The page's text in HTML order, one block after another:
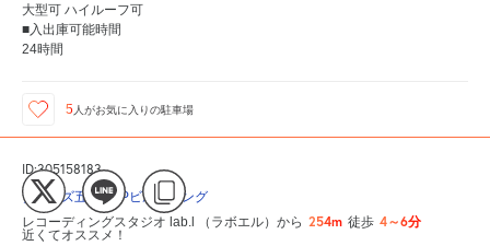
大型可 ハイルーフ可
■入出庫可能時間
24時間
5人がお気に入りの駐車場
ID:305158183
タイムズ五反田JPビルディング
レコーディングスタジオ lab.l （ラボエル）から 254m 徒歩 4～6分
近くてオススメ！